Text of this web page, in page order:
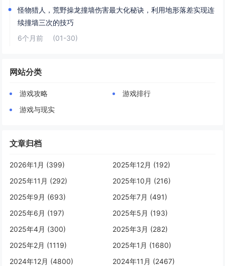
怪物猎人，荒野操龙撞墙伤害最大化秘诀，利用地形落差实现连
续撞墙三次的技巧
6个月前
(01-30)
网站分类
游戏攻略
游戏排行
游戏与现实
文章归档
2026年1月 (399)
2025年12月 (192)
2025年11月 (292)
2025年10月 (216)
2025年9月 (693)
2025年7月 (491)
2025年6月 (197)
2025年5月 (193)
2025年4月 (300)
2025年3月 (282)
2025年2月 (1119)
2025年1月 (1680)
2024年12月 (4800)
2024年11月 (2467)